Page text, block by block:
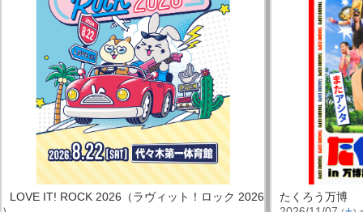
LOVE IT! ROCK 2026（ラヴィット！ロック 2026
たくろう万博